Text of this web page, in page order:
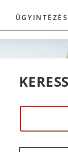
ÜGYINTÉZÉS